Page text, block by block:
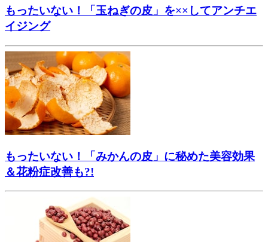
もったいない！「玉ねぎの皮」を××してアンチエ
イジング
もったいない！「みかんの皮」に秘めた美容効果
＆花粉症改善も?!